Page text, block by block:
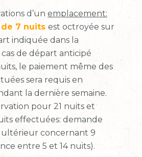
d’un emplacement:
7 nuits est octroyée sur
indiquée dans la
de départ anticipé
le paiement même des
sera requis en
la dernière semaine.
pour 21 nuits et
effectuées: demande
ultérieur concernant 9
entre 5 et 14 nuits).